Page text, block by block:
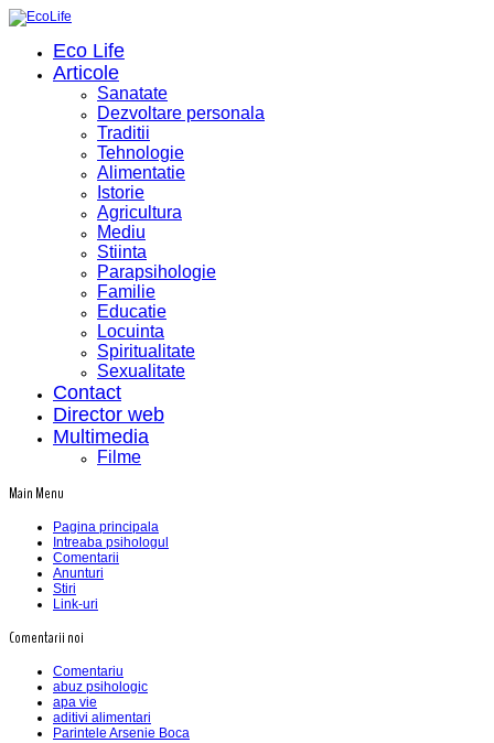
Eco Life
Articole
Sanatate
Dezvoltare personala
Traditii
Tehnologie
Alimentatie
Istorie
Agricultura
Mediu
Stiinta
Parapsihologie
Familie
Educatie
Locuinta
Spiritualitate
Sexualitate
Contact
Director web
Multimedia
Filme
Main Menu
Pagina principala
Intreaba psihologul
Comentarii
Anunturi
Stiri
Link-uri
Comentarii noi
Comentariu
abuz psihologic
apa vie
aditivi alimentari
Parintele Arsenie Boca